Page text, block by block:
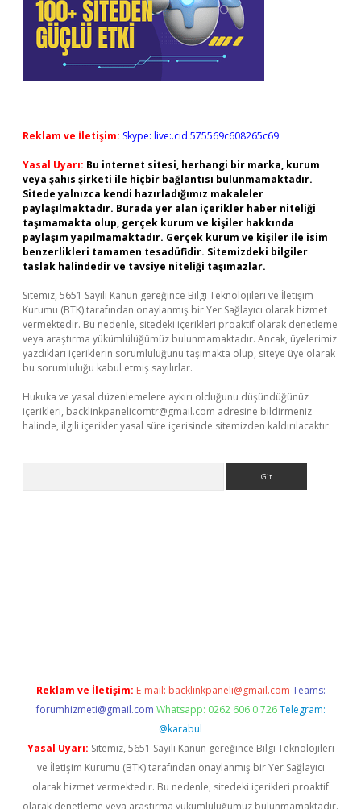
Reklam ve İletişim: Skype: live:.cid.575569c608265c69
Yasal Uyarı: Bu internet sitesi, herhangi bir marka, kurum
veya şahıs şirketi ile hiçbir bağlantısı bulunmamaktadır.
Sitede yalnızca kendi hazırladığımız makaleler
paylaşılmaktadır. Burada yer alan içerikler haber niteliği
taşımamakta olup, gerçek kurum ve kişiler hakkında
paylaşım yapılmamaktadır. Gerçek kurum ve kişiler ile isim
benzerlikleri tamamen tesadüfidir. Sitemizdeki bilgiler
taslak halindedir ve tavsiye niteliği taşımazlar.
Sitemiz, 5651 Sayılı Kanun gereğince Bilgi Teknolojileri ve İletişim
Kurumu (BTK) tarafından onaylanmış bir Yer Sağlayıcı olarak hizmet
vermektedir. Bu nedenle, sitedeki içerikleri proaktif olarak denetleme
veya araştırma yükümlülüğümüz bulunmamaktadır. Ancak, üyelerimiz
yazdıkları içeriklerin sorumluluğunu taşımakta olup, siteye üye olarak
bu sorumluluğu kabul etmiş sayılırlar.
Hukuka ve yasal düzenlemelere aykırı olduğunu düşündüğünüz
içerikleri, backlinkpanelicomtr@gmail.com adresine bildirmeniz
halinde, ilgili içerikler yasal süre içerisinde sitemizden kaldırılacaktır.
Reklam ve İletişim: E-mail: backlinkpaneli@gmail.com Teams:
forumhizmeti@gmail.com Whatsapp: 0262 606 0 726 Telegram:
@karabul
Yasal Uyarı: Sitemiz, 5651 Sayılı Kanun gereğince Bilgi Teknolojileri
ve İletişim Kurumu (BTK) tarafından onaylanmış bir Yer Sağlayıcı
olarak hizmet vermektedir. Bu nedenle, sitedeki içerikleri proaktif
olarak denetleme veya araştırma yükümlülüğümüz bulunmamaktadır.